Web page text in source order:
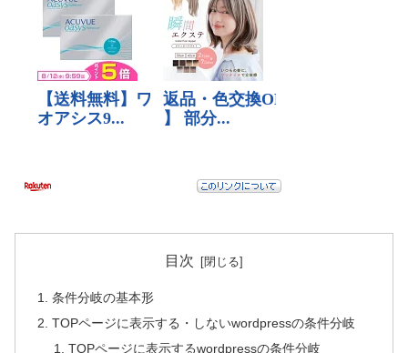
目次
条件分岐の基本形
TOPページに表示する・しないwordpressの条件分岐
TOPページに表示するwordpressの条件分岐